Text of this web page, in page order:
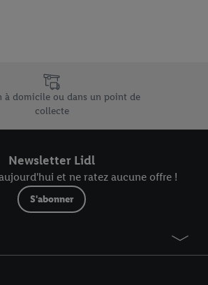
à domicile ou dans un point de
collecte
Newsletter Lidl
et ne ratez aucune offre !
S'abonner